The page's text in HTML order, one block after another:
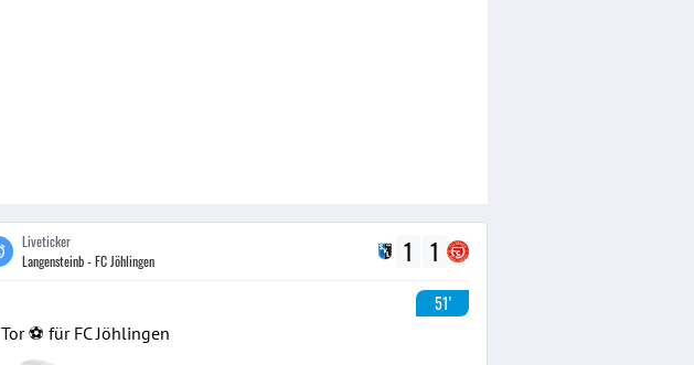
Liveticker
Langensteinb - FC Jöhlingen
1 1
51'
Tor ⚽️ für FC Jöhlingen